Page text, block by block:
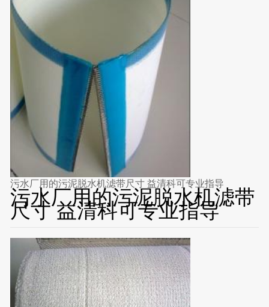
污水厂用的污泥脱水机滤带尺寸 益清科可专业指导
污水厂用的污泥脱水机滤带
尺寸 益清科可专业指导